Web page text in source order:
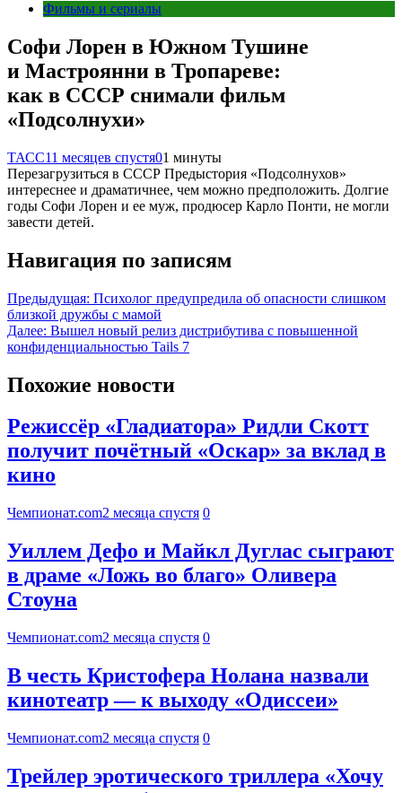
Фильмы и сериалы
Софи Лорен в Южном Тушине
и Мастроянни в Тропареве:
как в СССР снимали фильм
«Подсолнухи»
ТАСС11 месяцев спустя01 минуты
Перезагрузиться в СССР Предыстория «Подсолнухов»
интереснее и драматичнее, чем можно предположить. Долгие
годы Софи Лорен и ее муж, продюсер Карло Понти, не могли
завести детей.
Навигация по записям
Предыдущая: Психолог предупредила об опасности слишком
близкой дружбы с мамой
Далее: Вышел новый релиз дистрибутива с повышенной
конфиденциальностью Tails 7
Похожие новости
Режиссёр «Гладиатора» Ридли Скотт
получит почётный «Оскар» за вклад в
кино
Чемпионат.com2 месяца спустя 0
Уиллем Дефо и Майкл Дуглас сыграют
в драме «Ложь во благо» Оливера
Стоуна
Чемпионат.com2 месяца спустя 0
В честь Кристофера Нолана назвали
кинотеатр — к выходу «Одиссеи»
Чемпионат.com2 месяца спустя 0
Трейлер эротического триллера «Хочу